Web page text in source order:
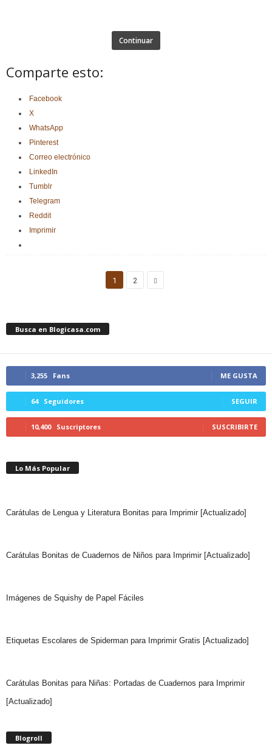
Continuar
Comparte esto:
Facebook
X
WhatsApp
Pinterest
Correo electrónico
LinkedIn
Tumblr
Telegram
Reddit
Imprimir
1 2
Busca en Blogicasa.com
3,255 Fans ME GUSTA
64 Seguidores SEGUIR
10,400 Suscriptores SUSCRIBIRTE
Lo Más Popular
Carátulas de Lengua y Literatura Bonitas para Imprimir [Actualizado]
Carátulas Bonitas de Cuadernos de Niños para Imprimir [Actualizado]
Imágenes de Squishy de Papel Fáciles
Etiquetas Escolares de Spiderman para Imprimir Gratis [Actualizado]
Carátulas Bonitas para Niñas: Portadas de Cuadernos para Imprimir
[Actualizado]
Blogroll